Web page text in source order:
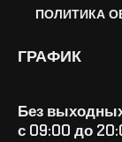
ПОЛИТИКА
ГРАФИК
Без
с 09:00 до